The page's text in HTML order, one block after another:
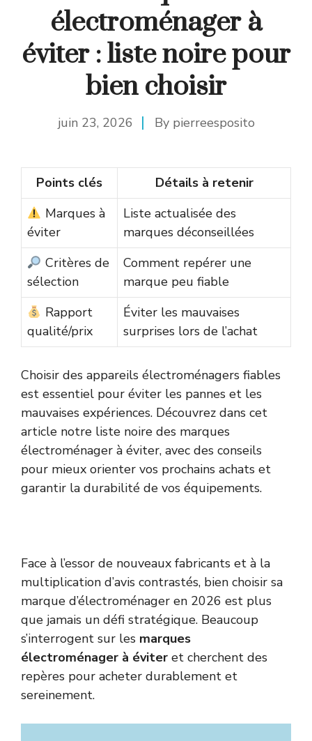
électroménager à
éviter : liste noire pour
bien choisir
juin 23, 2026 By pierreesposito
Points clés
Détails à retenir
Marques à
éviter
Liste actualisée des
marques déconseillées
Critères de
sélection
Comment repérer une
marque peu fiable
Rapport
qualité/prix
Éviter les mauvaises
surprises lors de l’achat
Choisir des appareils électroménagers fiables
est essentiel pour éviter les pannes et les
mauvaises expériences. Découvrez dans cet
article notre liste noire des marques
électroménager à éviter, avec des conseils
pour mieux orienter vos prochains achats et
garantir la durabilité de vos équipements.
Face à l’essor de nouveaux fabricants et à la
multiplication d’avis contrastés, bien choisir sa
marque d’électroménager en 2026 est plus
que jamais un défi stratégique. Beaucoup
s’interrogent sur les marques
électroménager à éviter et cherchent des
repères pour acheter durablement et
sereinement.